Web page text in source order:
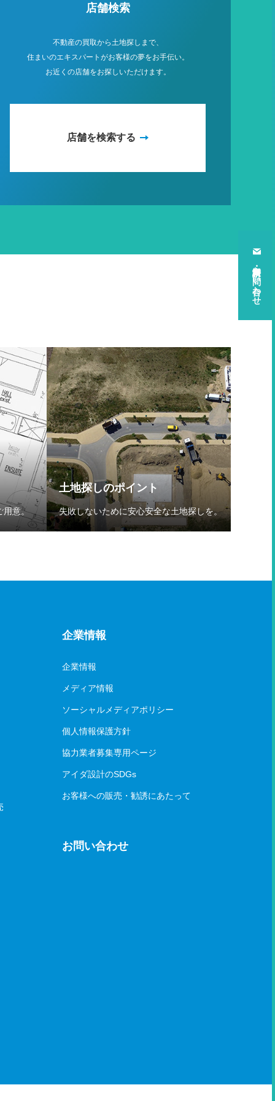
資料請求・お問い合わせ
店舗検索
不動産の買取から土地探しまで、
住まいのエキスパートがお客様の夢をお手伝い。
お近くの店舗をお探しいただけます。
店舗を検索する
用意。
土地探しのポイント
失敗しないために安心安全な土地探しを。
企業情報
企業情報
メディア情報
ソーシャルメディアポリシー
個人情報保護方針
協力業者募集専用ページ
アイダ設計のSDGs
お客様への販売・勧誘にあたって
お問い合わせ